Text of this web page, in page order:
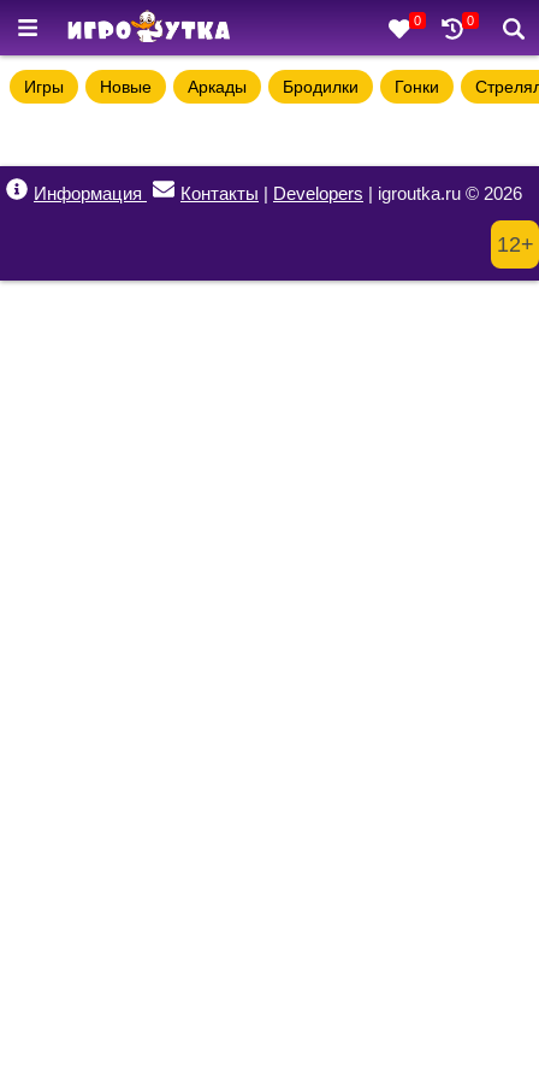
0 0
Игры Новые Аркады Бродилки Гонки
Информация Контакты | Developers | igroutka.ru © 2026
12+